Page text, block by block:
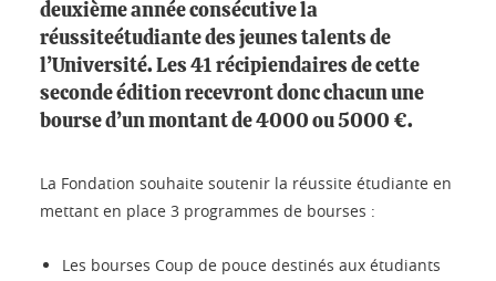
deuxième année consécutive la
réussiteétudiante des jeunes talents de
l’Université. Les 41 récipiendaires de cette
seconde édition recevront donc chacun une
bourse d’un montant de 4000 ou 5000 €.
La Fondation souhaite soutenir la réussite étudiante en
mettant en place 3 programmes de bourses :
Les bourses Coup de pouce destinés aux étudiants